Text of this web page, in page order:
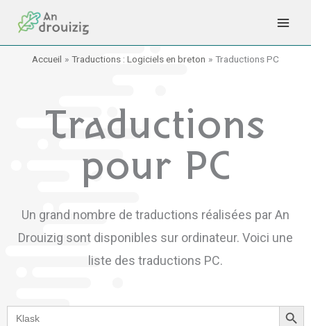
Accueil
Traductions : Logiciels en breton Traductions PC
Traductions
pour PC
Un grand nombre de traductions réalisées par An
Drouizig sont disponibles sur ordinateur. Voici une
liste des traductions PC.
Search
for:
Search Button